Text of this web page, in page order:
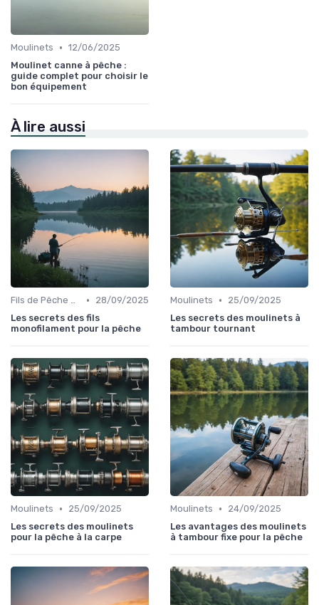
Moulinets • 12/06/2025
Moulinet canne à pêche :
guide complet pour choisir le
bon équipement
À lire aussi
Fils de Pêche et Tresses •
28/09/2025
Les secrets des fils
monofilament pour la pêche
Moulinets •
25/09/2025
Les secrets des moulinets à
tambour tournant
Moulinets •
25/09/2025
Les secrets des moulinets
pour la pêche à la carpe
Moulinets •
24/09/2025
Les avantages des moulinets
à tambour fixe pour la pêche